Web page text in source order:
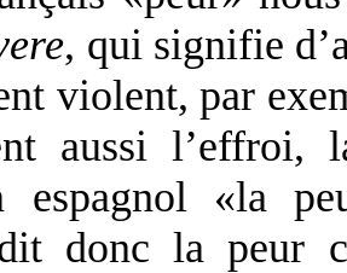
, qui signifie
violent, par
aussi l’effroi,
espagnol «la
donc la peur